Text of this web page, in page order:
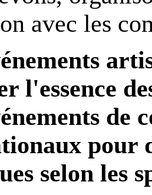
avec les
l'essence
de
pour
selon les